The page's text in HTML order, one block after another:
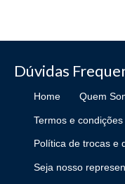
Dúvidas
Home Quem
Termos e
Política de trocas e
Seja nosso